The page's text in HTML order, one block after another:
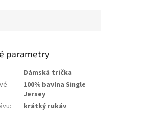
parametry
Dámská trička
100% bavlna Single
Jersey
: krátký rukáv